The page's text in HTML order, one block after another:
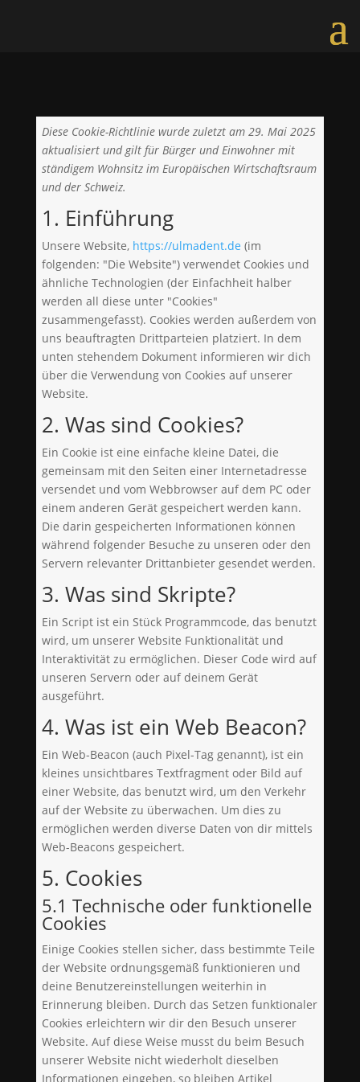
Diese Cookie-Richtlinie wurde zuletzt am 29. Mai 2025
aktualisiert und gilt für Bürger und Einwohner mit
ständigem Wohnsitz im Europäischen Wirtschaftsraum
und der Schweiz.
1. Einführung
Unsere Website, https://ulmadent.de (im
folgenden: "Die Website") verwendet Cookies und
ähnliche Technologien (der Einfachheit halber
werden all diese unter "Cookies"
zusammengefasst). Cookies werden außerdem von
uns beauftragten Drittparteien platziert. In dem
unten stehendem Dokument informieren wir dich
über die Verwendung von Cookies auf unserer
Website.
2. Was sind Cookies?
Ein Cookie ist eine einfache kleine Datei, die
gemeinsam mit den Seiten einer Internetadresse
versendet und vom Webbrowser auf dem PC oder
einem anderen Gerät gespeichert werden kann.
Die darin gespeicherten Informationen können
während folgender Besuche zu unseren oder den
Servern relevanter Drittanbieter gesendet werden.
3. Was sind Skripte?
Ein Script ist ein Stück Programmcode, das benutzt
wird, um unserer Website Funktionalität und
Interaktivität zu ermöglichen. Dieser Code wird auf
unseren Servern oder auf deinem Gerät
ausgeführt.
4. Was ist ein Web Beacon?
Ein Web-Beacon (auch Pixel-Tag genannt), ist ein
kleines unsichtbares Textfragment oder Bild auf
einer Website, das benutzt wird, um den Verkehr
auf der Website zu überwachen. Um dies zu
ermöglichen werden diverse Daten von dir mittels
Web-Beacons gespeichert.
5. Cookies
5.1 Technische oder funktionelle
Cookies
Einige Cookies stellen sicher, dass bestimmte Teile
der Website ordnungsgemäß funktionieren und
deine Benutzereinstellungen weiterhin in
Erinnerung bleiben. Durch das Setzen funktionaler
Cookies erleichtern wir dir den Besuch unserer
Website. Auf diese Weise musst du beim Besuch
unserer Website nicht wiederholt dieselben
Informationen eingeben, so bleiben Artikel